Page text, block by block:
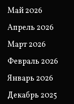
Май 2026
Апрель 2026
Март 2026
Февраль 2026
Январь 2026
Декабрь 2025